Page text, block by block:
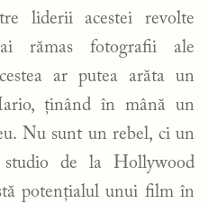
liderii acestei revolte
rămas fotografii ale
ar putea arăta un
ținând în mână un
Nu sunt un rebel, ci un
de la Hollywood
potențialul unui film în